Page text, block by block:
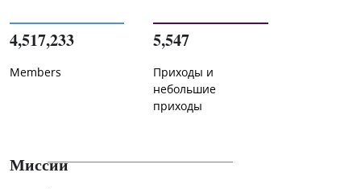
4,517,233
Members
5,547
Приходы и
небольшие
приходы
Миссии